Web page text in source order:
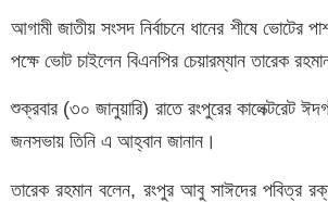
আগামী জাতীয় সংসদ নির্বাচনে ধানের শীষে ভোটের
পক্ষে ভোট চাইলেন বিএনপির চেয়ারম্যান তারেক
শুক্রবার (৩০ জানুয়ারি) রাতে রংপুরের কালেক্টরেট
জনসভায় তিনি এ আহ্বান জানান।
তারেক রহমান বলেন, রংপুর আবু সাঈদের পবিত্র